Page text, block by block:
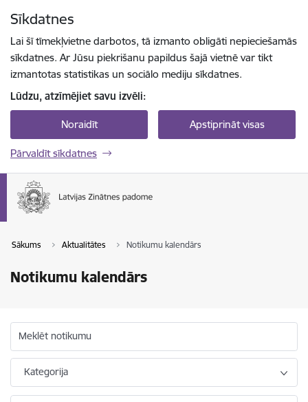
Sīkdatnes
Lai šī tīmekļvietne darbotos, tā izmanto obligāti nepieciešamās
sīkdatnes. Ar Jūsu piekrišanu papildus šajā vietnē var tikt
izmantotas statistikas un sociālo mediju sīkdatnes.
Lūdzu, atzīmējiet savu izvēli:
Noraidīt Apstiprināt visas
Pārvaldīt sīkdatnes
Sākums Aktualitātes Notikumu kalendārs
Notikumu kalendārs
Meklēt notikumu
Kategorija